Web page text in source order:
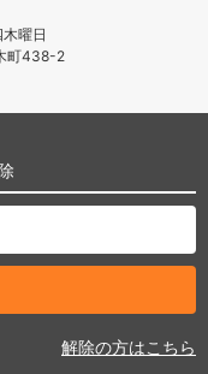
曜日
町438-2
解除の方はこちら